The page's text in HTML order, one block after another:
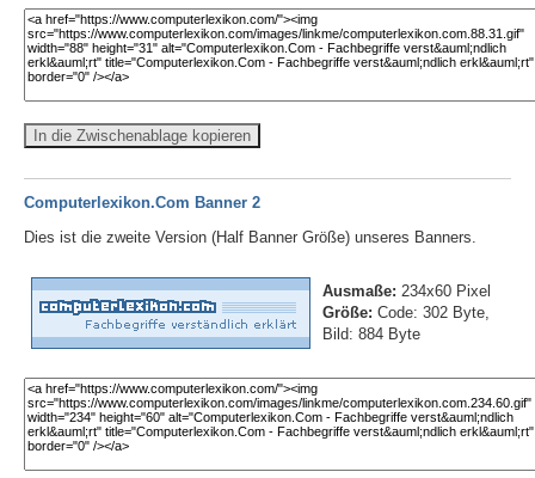
In die Zwischenablage kopieren
Computerlexikon.Com Banner 2
Dies ist die zweite Version (Half Banner Größe) unseres Banners.
Ausmaße: 234x60 Pixel
Größe: Code: 302 Byte,
Bild: 884 Byte